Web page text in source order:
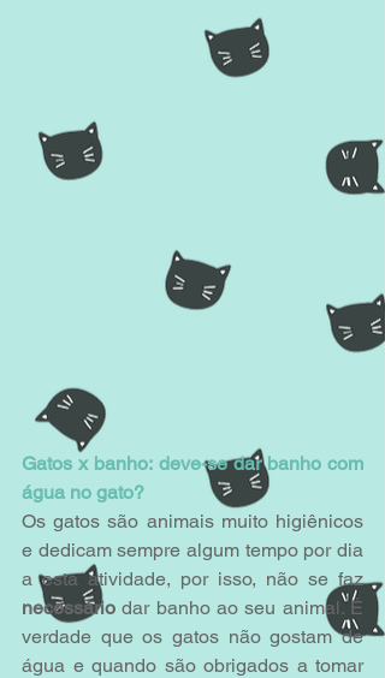
Gatos x banho: deve-se dar banho com
água no gato?
Os gatos são animais muito higiênicos
e dedicam sempre algum tempo por dia
a esta atividade, por isso, não se faz
necessário dar banho ao seu animal. É
verdade que os gatos não gostam de
água e quando são obrigados a tomar